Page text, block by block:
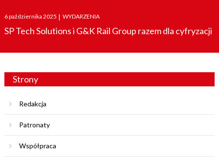
Posted
on
6 października 2025 | WYDARZENIA
SP Tech Solutions i G&K Rail Group razem dla cyfryzacji
Strony
Redakcja
Patronaty
Współpraca